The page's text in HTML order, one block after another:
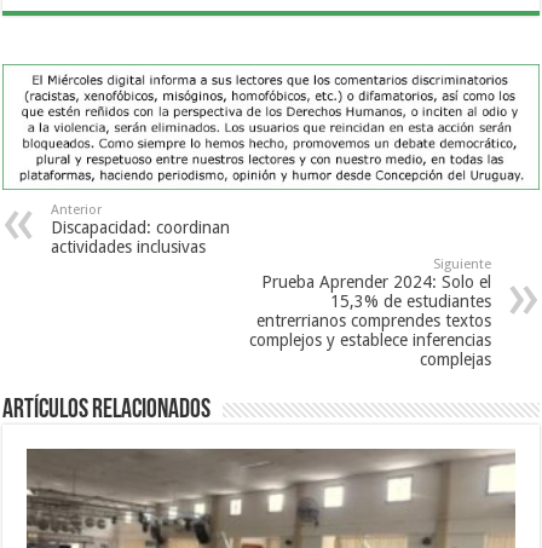
Anterior
Discapacidad: coordinan
actividades inclusivas
Siguiente
Prueba Aprender 2024: Solo el
15,3% de estudiantes
entrerrianos comprendes textos
complejos y establece inferencias
complejas
Artículos Relacionados